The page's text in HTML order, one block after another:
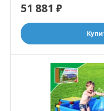
51 881 ₽